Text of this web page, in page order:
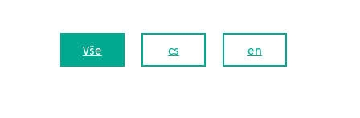
Vše cs en